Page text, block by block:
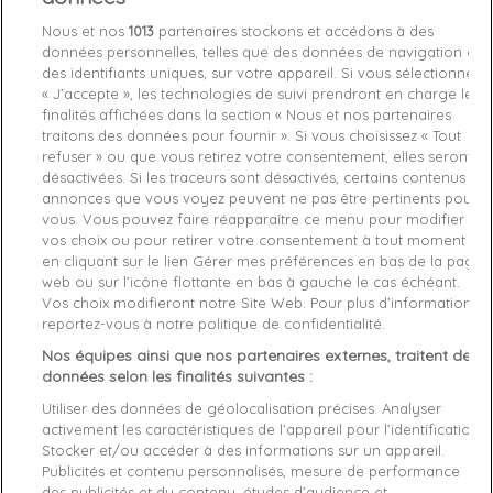
Le blouson Tommy Hilfiger homme revient en
force
Symbole d’excellence et d’élégance, leblouson mode homme
Tommy Hilfiger est doté d’un logo aux couleurs du drapeau
américain, bleu-rouge-blanc célébrant la fierté patriotique. Avec
Zeshoes, le rêve américain n’est jamais loin et notre
collaboration avec la marque, nous permet de toucher du doigt
cette idylle. On vous propose sur notre boutique en ligne, le
blouson homme pas chersous toutes ses coutures. Des
modèles Tommy Hilfiger aussi audacieux qu’iconiques, pour un
look sportswear chic réussi.
Le blouson Calvin Klein conquiert les baroudeurs
chics
Justin Bieber, célèbre égérie Calvin Klein et fan de la marque,
nous ouvre les portes des styles tendances et branchés. Le
blouson classe homme Calvin Kleinrévèle solidement les
Nous et nos1013 partenaires stockons et accédons à des
données personnelles, telles que des données de navigation ou
des identifiants uniques, sur votre appareil. Si vous sélectionnez
« J’accepte », les technologies de suivi prendront en charge les
finalités affichées dans la section « Nous et nos partenaires
traitons des données pour fournir ». Si vous choisissez « Tout
refuser » ou que vous retirez votre consentement, elles seront
désactivées. Si les traceurs sont désactivés, certains contenus et
annonces que vous voyez peuvent ne pas être pertinents pour
vous. Vous pouvez faire réapparaître ce menu pour modifier
vos choix ou pour retirer votre consentement à tout moment
en cliquant sur le lien Gérer mes préférences en bas de la page
web ou sur l’icône flottante en bas à gauche le cas échéant.
Vos choix modifieront notre Site Web. Pour plus d’informations,
reportez-vous à notre politique de confidentialité.
Nos équipes ainsi que nos partenaires externes, traitent des
données selon les finalités suivantes :
Utiliser des données de géolocalisation précises. Analyser
activement les caractéristiques de l’appareil pour l’identification.
Stocker et/ou accéder à des informations sur un appareil.
Publicités et contenu personnalisés, mesure de performance